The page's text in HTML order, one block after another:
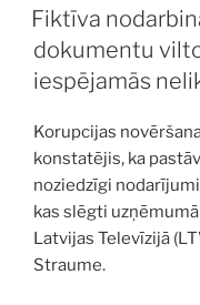
Fiktīva
dokumentu
iespējamās
Korupcijas
konstatējis, ka
noziedzīgi
kas slēgti
Latvijas Televīzijā
Straume.